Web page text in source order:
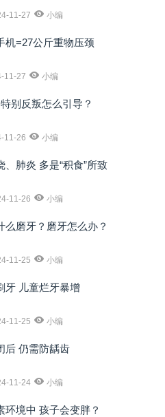
11-27 小编
机=27公斤重物压颈
11-27 小编
别反叛怎么引导？
11-26 小编
、肺炎 多是“积食”所致
11-26 小编
么磨牙？磨牙怎么办？
11-25 小编
牙 儿童烂牙暴增
11-25 小编
后 仍需防龋齿
11-24 小编
环境中 孩子会变胖？